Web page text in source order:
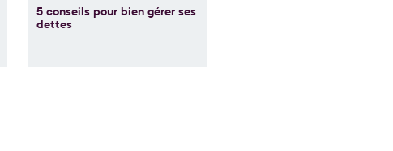
5 conseils pour bien gérer ses
dettes